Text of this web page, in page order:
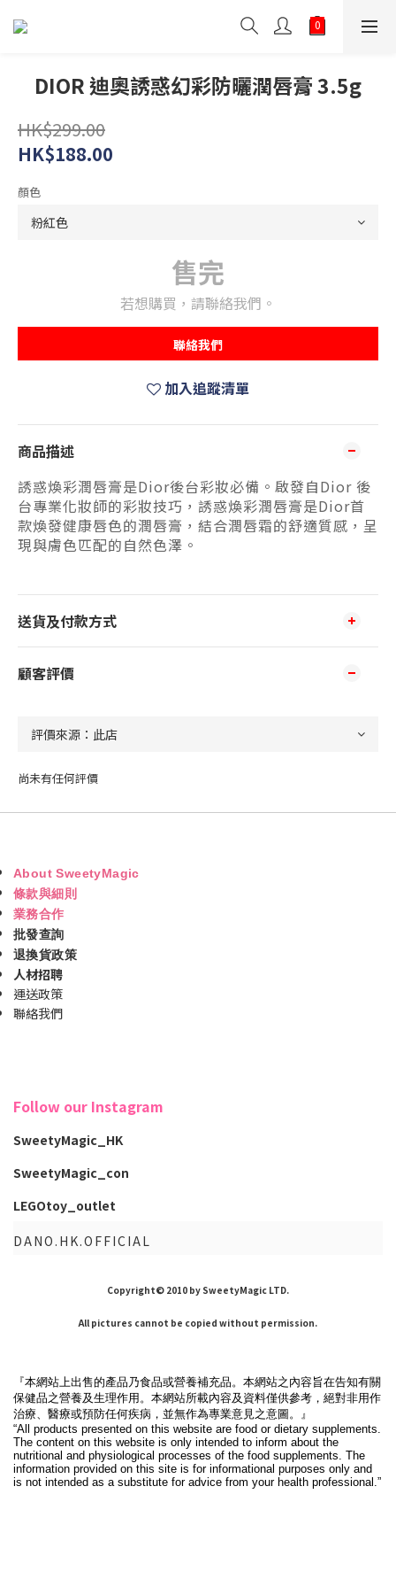
DIOR 迪奧誘惑幻彩防曬潤唇膏 3.5g
HK$299.00
HK$188.00
顏色
售完
若想購買，請聯絡我們。
聯絡我們
加入追蹤清單
商品描述
誘惑煥彩潤唇膏是Dior後台彩妝必備。啟發自Dior 後
台專業化妝師的彩妝技巧，誘惑煥彩潤唇膏是Dior首
款煥發健康唇色的潤唇膏，結合潤唇霜的舒適質感，呈
現與膚色匹配的自然色澤。
送貨及付款方式
顧客評價
尚未有任何評價
About SweetyMagic
條款與細則
業務合作
批發查詢
退換貨政策
人材招聘
運送政策
聯絡我們
Follow our Instagram
SweetyMagic_HK
SweetyMagic_con
LEGOtoy_outlet
DANO.HK.OFFICIAL
Copyright© 2010 by SweetyMagic LTD.
All pictures cannot be copied without permission.
『本網站上出售的產品乃食品或營養補充品。本網站之內容旨在告知有關
保健品之營養及生理作用。本網站所載內容及資料僅供參考，絕對非用作
治療、醫療或預防任何疾病，並無作為專業意見之意圖。』
“All products presented on this website are food or dietary supplements.
The content on this website is only intended to inform about the
nutritional and physiological processes of the food supplements. The
information provided on this site is for informational purposes only and
is not intended as a substitute for advice from your health professional.”